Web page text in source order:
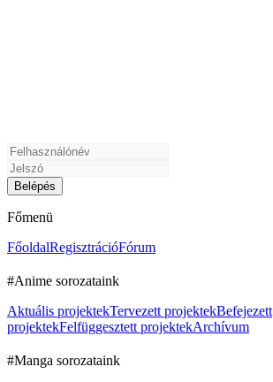
Főmenü
FőoldalRegisztrációFórum
#Anime sorozataink
Aktuális projektekTervezett projektekBefejezett
projektekFelfüggesztett projektekArchívum
#Manga sorozataink